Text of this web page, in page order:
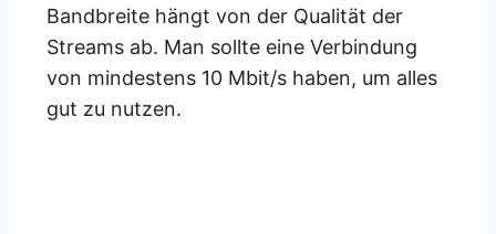
Bandbreite hängt von der Qualität der
Streams ab. Man sollte eine Verbindung
von mindestens 10 Mbit/s haben, um alles
gut zu nutzen.